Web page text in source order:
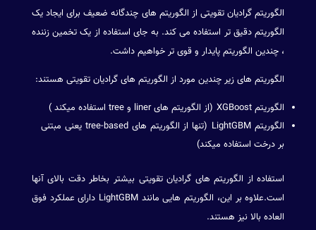
الگوریتم گرادیان تقویتی از الگوریتم های چندگانه ضعیف برای ایجاد یک
الگوریتم دقیق تر استفاده می کند. به جای استفاده از یک تخمین زننده
، چندین الگوریتم پایدار و قوی تر خواهیم داشت.
الگوریتم های زیر چندین مورد از الگوریتم های گرادیان تقویتی هستند:
الگوریتم XGBoost (از الگوریتم های liner و tree استفاده میکند )
الگوریتم LightGBM (تنها از الگوریتم های tree-based یعنی مبتنی
بر درخت استفاده میکند)
استفاده از الگوریتم های گرادیان تقویتی بیشتر بخاطر دقت بالای آنها
است.علاوه بر این، الگوریتم هایی مانند LightGBM دارای عملکرد فوق
العاده بالا نیز هستند.